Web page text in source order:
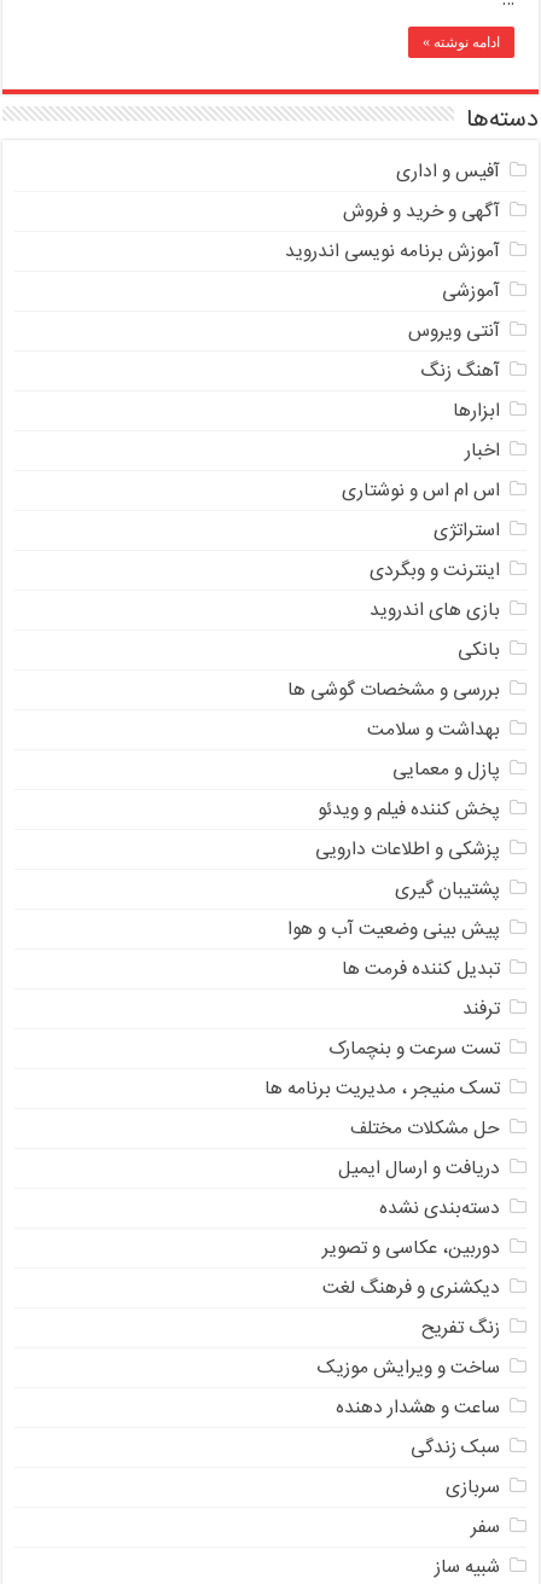
ادامه نوشته »
دسته‌ها
آفیس و اداری
آگهی و خرید و فروش
آموزش برنامه نویسی اندروید
آموزشی
آنتی ویروس
آهنگ زنگ
ابزارها
اخبار
اس ام اس و نوشتاری
استراتژی
اینترنت و وبگردی
بازی های اندروید
بانکی
بررسی و مشخصات گوشی ها
بهداشت و سلامت
پازل و معمایی
پخش کننده فیلم و ویدئو
پزشکی و اطلاعات دارویی
پشتیبان گیری
پیش بینی وضعیت آب و هوا
تبدیل کننده فرمت ها
ترفند
تست سرعت و بنچمارک
تسک منیجر ، مدیریت برنامه ها
حل مشکلات مختلف
دریافت و ارسال ایمیل
دسته‌بندی نشده
دوربین، عکاسی و تصویر
دیکشنری و فرهنگ لغت
زنگ تفریح
ساخت و ویرایش موزیک
ساعت و هشدار دهنده
سبک زندگی
سربازی
سفر
شبیه ساز